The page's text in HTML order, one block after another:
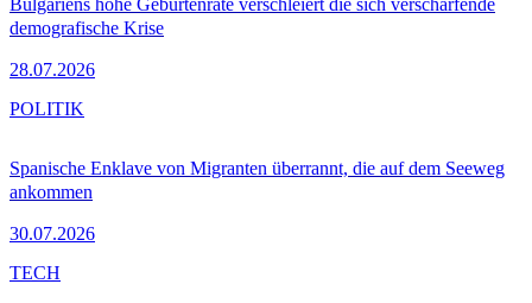
demografische Krise
28.07.2026
Spanische Enklave von Migranten überrannt, die auf dem Seeweg
ankommen
30.07.2026
POLITIK
TECH